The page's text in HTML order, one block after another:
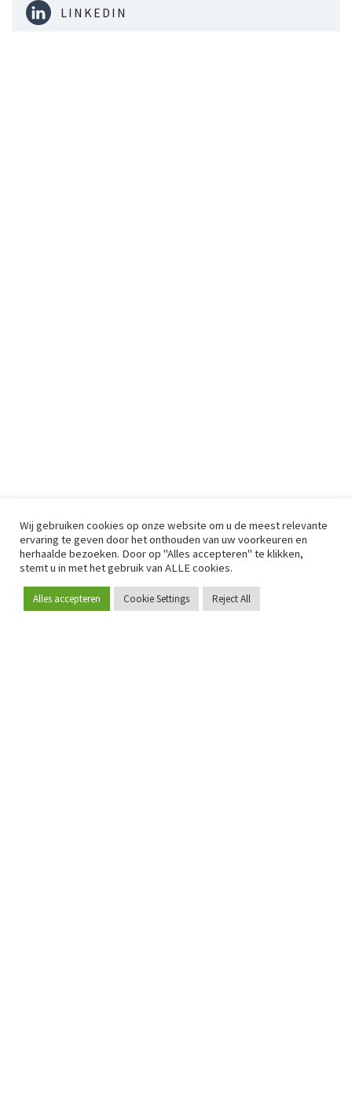
Word lid
LINKEDIN
Wij gebruiken cookies op onze website om u de meest relevante
ervaring te geven door het onthouden van uw voorkeuren en
herhaalde bezoeken. Door op "Alles accepteren" te klikken,
stemt u in met het gebruik van ALLE cookies.
Alles accepteren Cookie Settings Reject All